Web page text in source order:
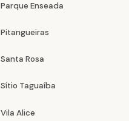
Parque Enseada
Pitangueiras
Santa Rosa
Sítio Taguaíba
Vila Alice